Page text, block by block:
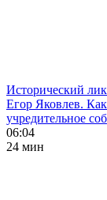
Исторический
Егор Яковлев.
учредительное
06:04
24 мин